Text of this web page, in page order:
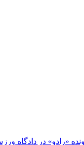
«رادو» در دادگاه